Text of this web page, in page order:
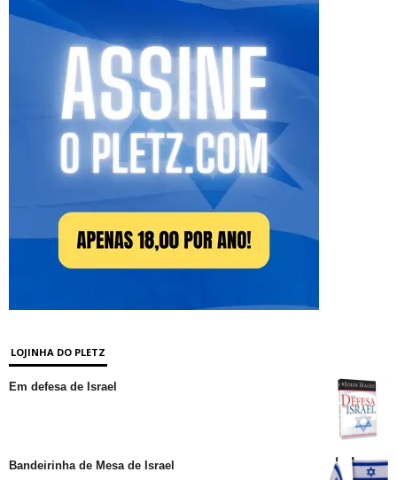
LOJINHA DO PLETZ
Em defesa de Israel
Bandeirinha de Mesa de Israel